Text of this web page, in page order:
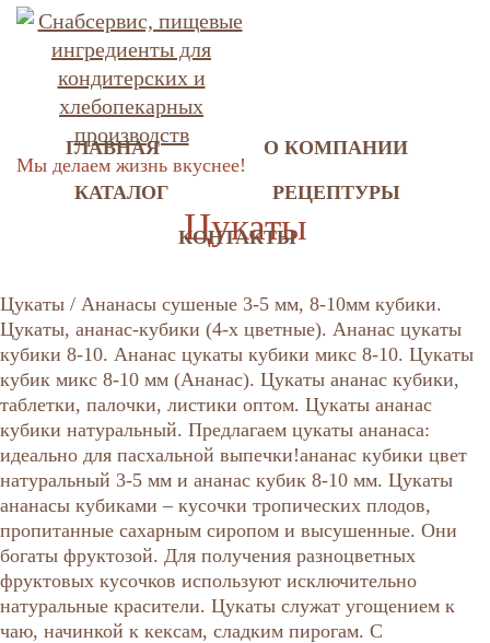
Мы делаем жизнь вкуснее!
ГЛАВНАЯ О КОМПАНИИ
КАТАЛОГ РЕЦЕПТУРЫ
КОНТАКТЫ
Цукаты
Цукаты / Ананасы сушеные 3-5 мм, 8-10мм кубики.
Цукаты, ананас-кубики (4-х цветные). Ананас цукаты
кубики 8-10. Ананас цукаты кубики микс 8-10. Цукаты
кубик микс 8-10 мм (Ананас). Цукаты ананас кубики,
таблетки, палочки, листики оптом. Цукаты ананас
кубики натуральный. Предлагаем цукаты ананаса:
идеально для пасхальной выпечки!ананас кубики цвет
натуральный 3-5 мм и ананас кубик 8-10 мм. Цукаты
ананасы кубиками – кусочки тропических плодов,
пропитанные сахарным сиропом и высушенные. Они
богаты фруктозой. Для получения разноцветных
фруктовых кусочков используют исключительно
натуральные красители. Цукаты служат угощением к
чаю, начинкой к кексам, сладким пирогам. С